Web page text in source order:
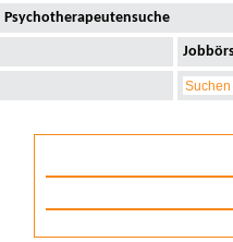
Psychotherapeutensuche